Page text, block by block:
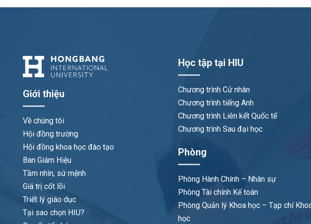
Giới thiệu
Về chúng tôi
Hội đồng trường
Hội đồng khoa học đào tạo
Ban Giám Hiệu
Tầm nhìn, sứ mệnh
Giá trị cốt lõi
Triết lý giáo dục
Tại sao chọn HIU?
Học tập tại HIU
Chương trình Cử nhân
Chương trình tiếng Anh
Chương trình Liên kết Quốc tế
Chương trình Sau đại học
Phòng
Phòng Hành Chính – Nhân sự
Phòng Tài chính Kế toán
Phòng Quản lý Khoa học – Tạp chí
học